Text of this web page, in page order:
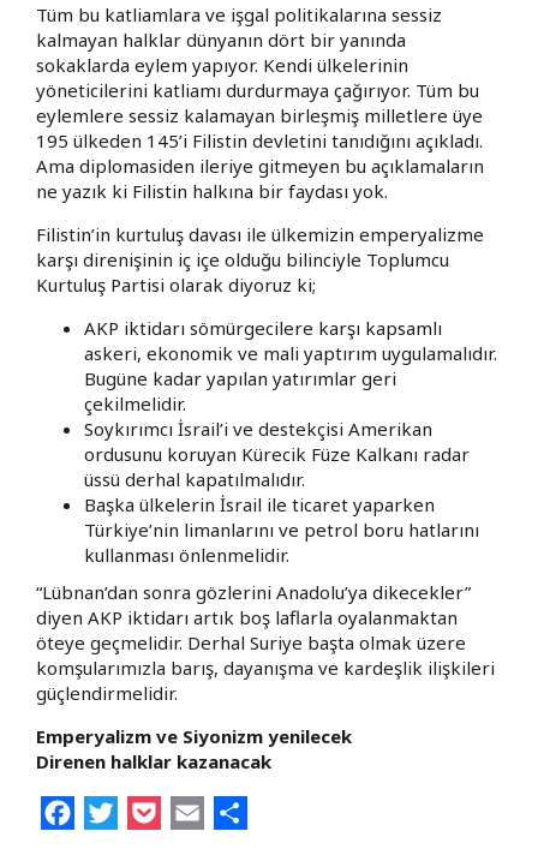
Tüm bu katliamlara ve işgal politikalarına sessiz
kalmayan halklar dünyanın dört bir yanında
sokaklarda eylem yapıyor. Kendi ülkelerinin
yöneticilerini katliamı durdurmaya çağırıyor. Tüm bu
eylemlere sessiz kalamayan birleşmiş milletlere üye
195 ülkeden 145’i Filistin devletini tanıdığını açıkladı.
Ama diplomasiden ileriye gitmeyen bu açıklamaların
ne yazık ki Filistin halkına bir faydası yok.
Filistin’in kurtuluş davası ile ülkemizin emperyalizme
karşı direnişinin iç içe olduğu bilinciyle Toplumcu
Kurtuluş Partisi olarak diyoruz ki;
AKP iktidarı sömürgecilere karşı kapsamlı
askeri, ekonomik ve mali yaptırım uygulamalıdır.
Bugüne kadar yapılan yatırımlar geri
çekilmelidir.
Soykırımcı İsrail’i ve destekçisi Amerikan
ordusunu koruyan Kürecik Füze Kalkanı radar
üssü derhal kapatılmalıdır.
Başka ülkelerin İsrail ile ticaret yaparken
Türkiye’nin limanlarını ve petrol boru hatlarını
kullanması önlenmelidir.
“Lübnan’dan sonra gözlerini Anadolu’ya dikecekler”
diyen AKP iktidarı artık boş laflarla oyalanmaktan
öteye geçmelidir. Derhal Suriye başta olmak üzere
komşularımızla barış, dayanışma ve kardeşlik ilişkileri
güçlendirmelidir.
Emperyalizm ve Siyonizm yenilecek
Direnen halklar kazanacak
FacebookTwitterPocketEmail